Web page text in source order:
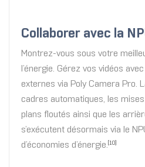
Collaborer avec la
Montrez-vous sous votre
l’énergie. Gérez vos vidéos
externes via Poly Camera Pro.
cadres automatiques, les
plans floutés ainsi que les
s’exécutent désormais via le
d’économies d’énergie.
[10]